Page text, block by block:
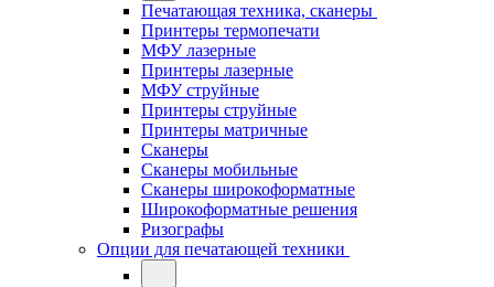
Печатающая техника, сканеры
Принтеры термопечати
МФУ лазерные
Принтеры лазерные
МФУ струйные
Принтеры струйные
Принтеры матричные
Сканеры
Сканеры мобильные
Сканеры широкоформатные
Широкоформатные решения
Ризографы
Опции для печатающей техники